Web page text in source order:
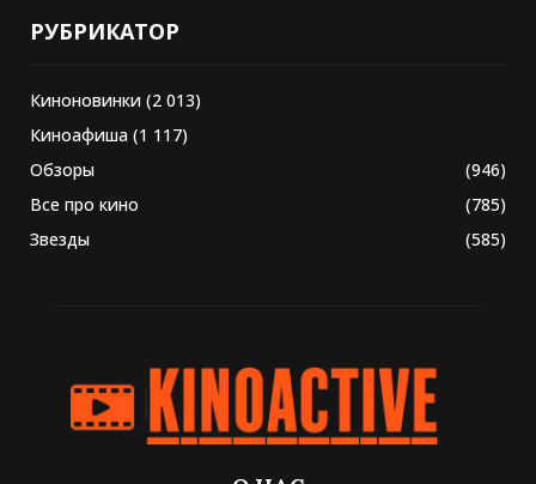
РУБРИКАТОР
Киноновинки (2 013)
Киноафиша (1 117)
Обзоры
(946)
Все про кино
(785)
Звезды
(585)